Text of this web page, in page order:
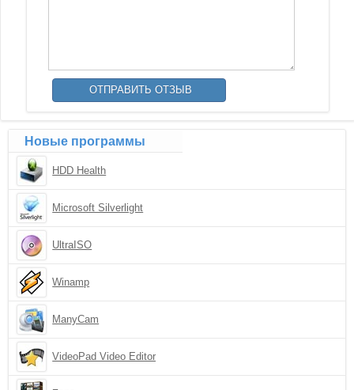
Новые программы
HDD Health
Microsoft Silverlight
UltraISO
Winamp
ManyCam
VideoPad Video Editor